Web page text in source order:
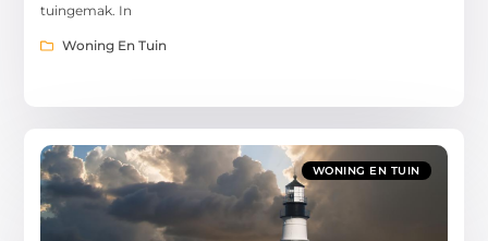
tuingemak. In
Woning En Tuin
WONING EN TUIN